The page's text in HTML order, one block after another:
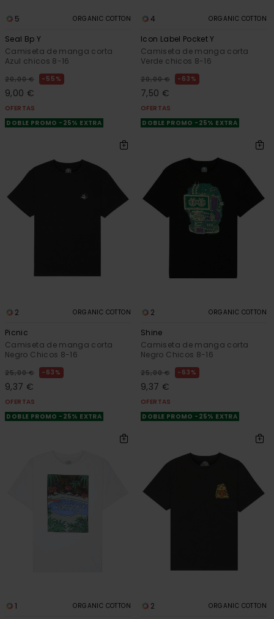
5 ORGANIC COTTON
Seal Bp Y
Camiseta de manga corta
Azul chicos 8-16
20,00 € 55%
9,00 €
OFERTAS
DOBLE PROMO -25% EXTRA
4 ORGANIC COTTON
Icon Label Pocket Y
Camiseta de manga corta
Verde chicos 8-16
20,00 € 63%
7,50 €
OFERTAS
DOBLE PROMO -25% EXTRA
2 ORGANIC COTTON
Picnic
Camiseta de manga corta
Negro Chicos 8-16
25,00 € 63%
9,37 €
OFERTAS
DOBLE PROMO -25% EXTRA
2 ORGANIC COTTON
Shine
Camiseta de manga corta
Negro Chicos 8-16
25,00 € 63%
9,37 €
OFERTAS
DOBLE PROMO -25% EXTRA
1 ORGANIC COTTON 2 ORGANIC COTTON